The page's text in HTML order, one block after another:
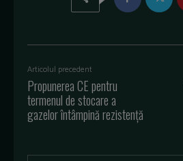
Articolul precedent
Propunerea CE pentru
termenul de stocare a
gazelor întâmpină rezistență